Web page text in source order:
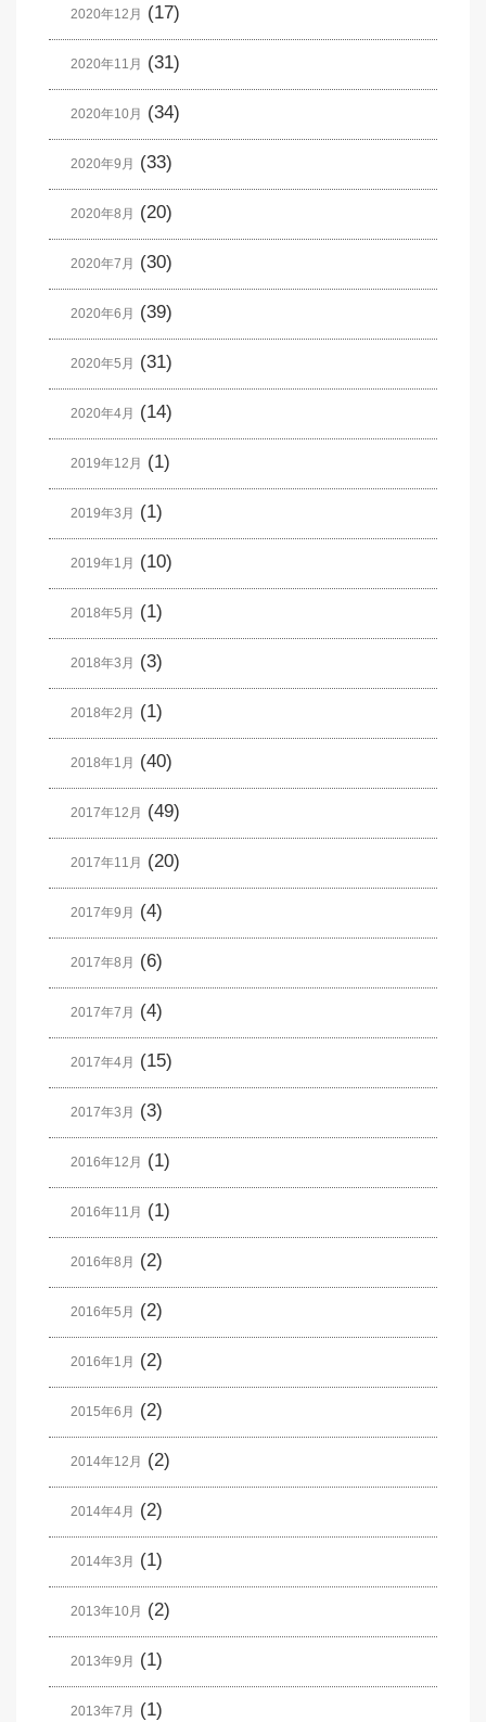
2020年12月 (17)
2020年11月 (31)
2020年10月 (34)
2020年9月 (33)
2020年8月 (20)
2020年7月 (30)
2020年6月 (39)
2020年5月 (31)
2020年4月 (14)
2019年12月 (1)
2019年3月 (1)
2019年1月 (10)
2018年5月 (1)
2018年3月 (3)
2018年2月 (1)
2018年1月 (40)
2017年12月 (49)
2017年11月 (20)
2017年9月 (4)
2017年8月 (6)
2017年7月 (4)
2017年4月 (15)
2017年3月 (3)
2016年12月 (1)
2016年11月 (1)
2016年8月 (2)
2016年5月 (2)
2016年1月 (2)
2015年6月 (2)
2014年12月 (2)
2014年4月 (2)
2014年3月 (1)
2013年10月 (2)
2013年9月 (1)
2013年7月 (1)